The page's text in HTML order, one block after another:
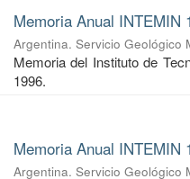
Memoria Anual INTEMIN
Argentina. Servicio Geológico
Memoria del Instituto de
1996.
Memoria Anual INTEMIN
Argentina. Servicio Geológico